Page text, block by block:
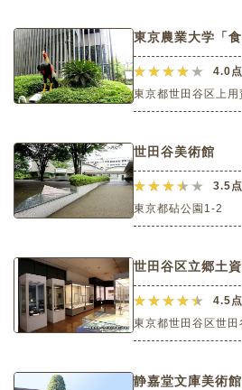
東京農業大学「
4.0点
東京都世田谷区上
世田谷美術館
3.5点
東京都砧公園1-2
世田谷区立郷土
4.5点
東京都世田谷区世
静嘉堂文庫美術館